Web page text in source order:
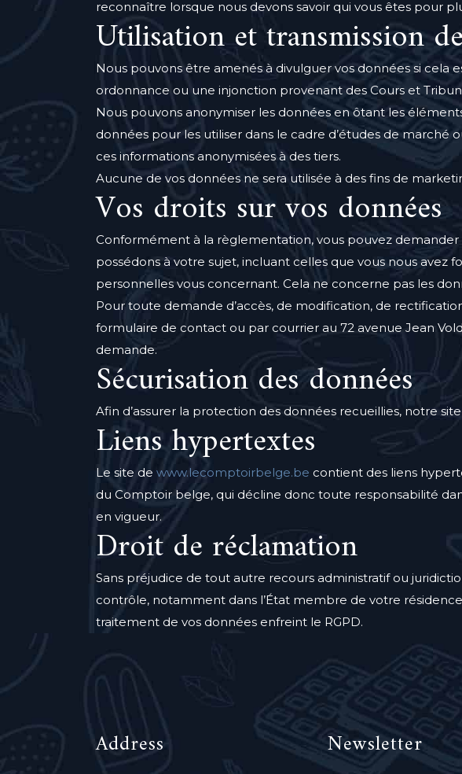
reconnaître lorsque nous devons savoir qui vous êtes pour
Utilisation et transmission
Nous pouvons être amenés à divulguer vos données si cela
ordonnance ou une injonction provenant des Cours et
Nous pouvons anonymiser les données en ôtant les
données pour les utiliser dans le cadre d’études de marché
ces informations anonymisées à des tiers.
Aucune de vos données ne sera utilisée à des fins de
Vos droits sur vos données
Conformément à la règlementation, vous pouvez
possédons à votre sujet, incluant celles que vous nous
personnelles vous concernant. Cela ne concerne pas les
Pour toute demande d’accès, de modification, de
formulaire de contact ou par courrier au 72 avenue Jean
demande.
Sécurisation des données
Afin d’assurer la protection des données recueillies, notre
Liens hypertextes
Le site de www.lecomptoirbelge.be contient des liens
du Comptoir belge, qui décline donc toute responsabilité
en vigueur.
Droit de réclamation
Sans préjudice de tout autre recours administratif ou
contrôle, notamment dans l’État membre de votre
traitement de vos données enfreint le RGPD.
Address Newsletter